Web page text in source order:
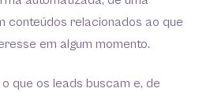
conteúdos relacionados ao que
em algum momento.
que os leads buscam e, de